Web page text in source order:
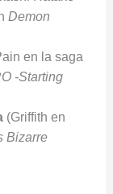
Demon
en la saga
-Starting
(Griffith en
Bizarre